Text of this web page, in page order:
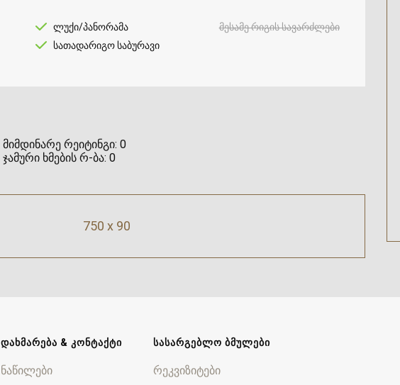
ლუქი/პანორამა
მესამე რიგის სავარძლები
სათადარიგო საბურავი
მიმდინარე რეიტინგი: 0
ჯამური ხმების რ-ბა: 0
750 x 90
ᲓᲐᲮᲛᲐᲠᲔᲑᲐ & ᲙᲝᲜᲢᲐᲥᲢᲘ
ნაწილები
ᲡᲐᲡᲐᲠᲒᲔᲑᲚᲝ ᲑᲛᲣᲚᲔᲑᲘ
რეკვიზიტები